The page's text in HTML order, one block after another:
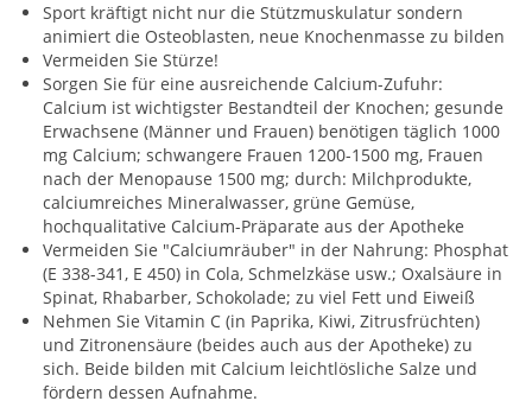
Sport kräftigt nicht nur die Stützmuskulatur sondern
animiert die Osteoblasten, neue Knochenmasse zu bilden
Vermeiden Sie Stürze!
Sorgen Sie für eine ausreichende Calcium-Zufuhr:
Calcium ist wichtigster Bestandteil der Knochen; gesunde
Erwachsene (Männer und Frauen) benötigen täglich 1000
mg Calcium; schwangere Frauen 1200-1500 mg, Frauen
nach der Menopause 1500 mg; durch: Milchprodukte,
calciumreiches Mineralwasser, grüne Gemüse,
hochqualitative Calcium-Präparate aus der Apotheke
Vermeiden Sie "Calciumräuber" in der Nahrung: Phosphat
(E 338-341, E 450) in Cola, Schmelzkäse usw.; Oxalsäure in
Spinat, Rhabarber, Schokolade; zu viel Fett und Eiweiß
Nehmen Sie Vitamin C (in Paprika, Kiwi, Zitrusfrüchten)
und Zitronensäure (beides auch aus der Apotheke) zu
sich. Beide bilden mit Calcium leichtlösliche Salze und
fördern dessen Aufnahme.